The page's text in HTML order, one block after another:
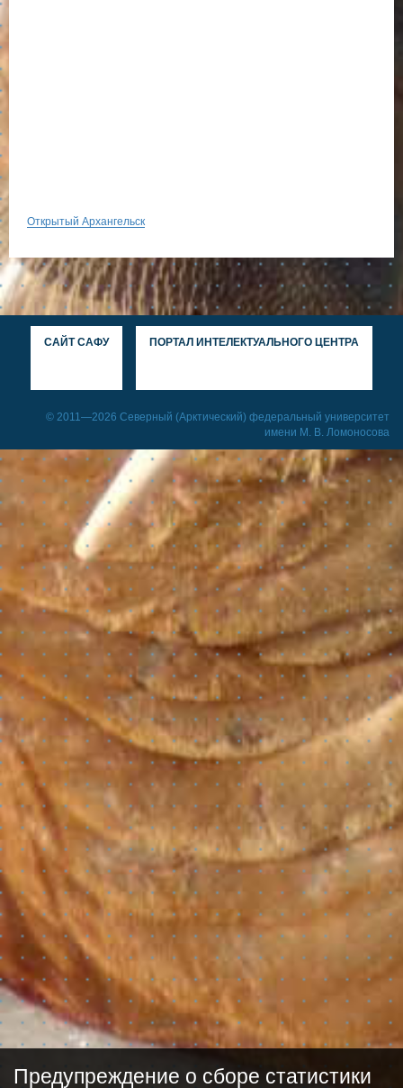
Открытый Архангельск
САЙТ САФУ ПОРТАЛ ИНТЕЛЕКТУАЛЬНОГО ЦЕНТРА
© 2011—2026 Северный (Арктический) федеральный университет
имени М. В. Ломоносова
Предупреждение о сборе статистики